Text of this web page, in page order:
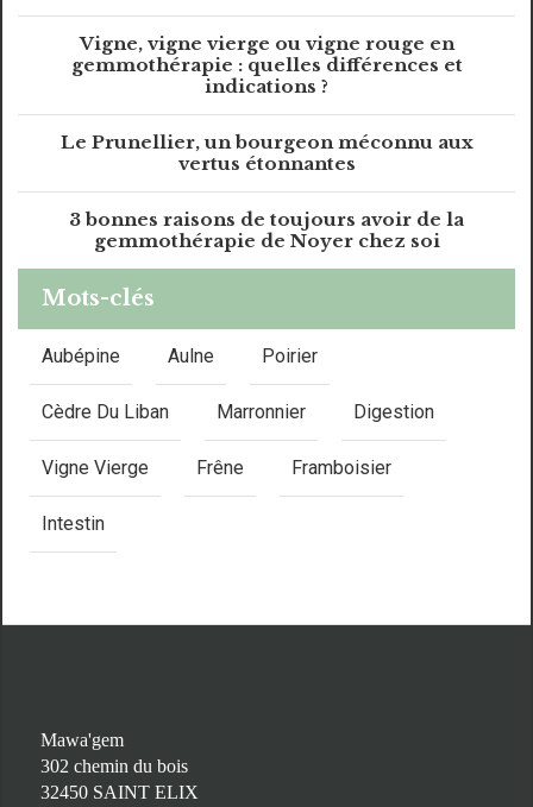
Vigne, vigne vierge ou vigne rouge en
gemmothérapie : quelles différences et
indications ?
Le Prunellier, un bourgeon méconnu aux
vertus étonnantes
3 bonnes raisons de toujours avoir de la
gemmothérapie de Noyer chez soi
Mots-clés
Aubépine Aulne Poirier
Cèdre Du Liban Marronnier Digestion
Vigne Vierge Frêne Framboisier
Intestin
Mawa'gem
302 chemin du bois
32450 SAINT ELIX